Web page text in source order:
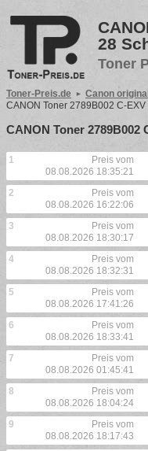
28
Toner
Toner-Preis.de
Canon
CANON Toner 2789B002 C-
CANON Toner 2789B002
1
Preis vom
08.08.2026 18:35:21
2
Preis vom
08.08.2026 16:22:06
3
Preis vom
08.08.2026 18:30:17
4
Preis vom
08.08.2026 18:32:31
5
Preis vom
08.08.2026 17:41:26
6
Preis vom
08.08.2026 18:33:41
7
Preis vom
08.08.2026 01:45:41
8
Preis vom
08.08.2026 18:04:24
9
Preis vom
08.08.2026 18:17:43